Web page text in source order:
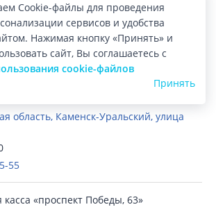
65
область, Каменск-Уральский, улица
55
«проспект Победы, 63»
Cookie-файлы для проведения
сервисов и удобства
Нажимая кнопку «Принять» и
сайт, Вы соглашаетесь с
cookie-файлов
Принять